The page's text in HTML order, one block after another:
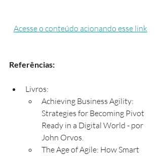
Acesse o conteúdo acionando esse link
Referências:
Livros:
Achieving Business Agility:
Strategies for Becoming Pivot
Ready in a Digital World - por
John Orvos.
The Age of Agile: How Smart